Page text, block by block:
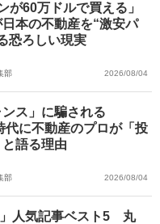
が60万ドルで買える」
本の不動産を“激安パ
恐ろしい現実
部
2026/08/04
ンス」に騙される
に不動産のプロが「投
語る理由
部
2026/08/04
」人気記事ベスト5 丸